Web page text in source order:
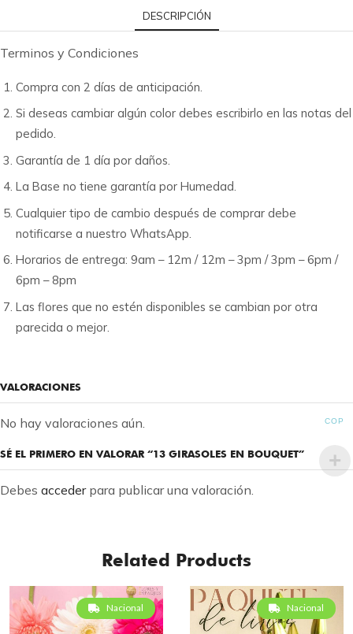
DESCRIPCIÓN
Terminos y Condiciones
Compra con 2 días de anticipación.
Si deseas cambiar algún color debes escribirlo en las notas del
pedido.
Garantía de 1 día por daños.
La Base no tiene garantía por Humedad.
Cualquier tipo de cambio después de comprar debe
notificarse a nuestro WhatsApp.
Horarios de entrega: 9am – 12m / 12m – 3pm / 3pm – 6pm /
6pm – 8pm
Las flores que no estén disponibles se cambian por otra
parecida o mejor.
VALORACIONES
No hay valoraciones aún.
SÉ EL PRIMERO EN VALORAR “13 GIRASOLES EN BOUQUET”
Debes accederpara publicar una valoración.
Related Products
Nacional Nacional
COP